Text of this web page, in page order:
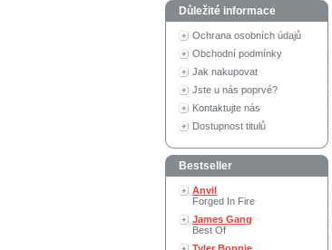
Důležité informace
Ochrana osobních údajů
Obchodní podmínky
Jak nakupovat
Jste u nás poprvé?
Kontaktujte nás
Dostupnost titulů
Bestseller
Anvil
Forged In Fire
James Gang
Best Of